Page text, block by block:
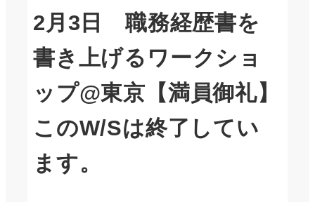
2月3日 職務経歴書を
書き上げるワークショ
ップ@東京【満員御礼】
このW/Sは終了してい
ます。